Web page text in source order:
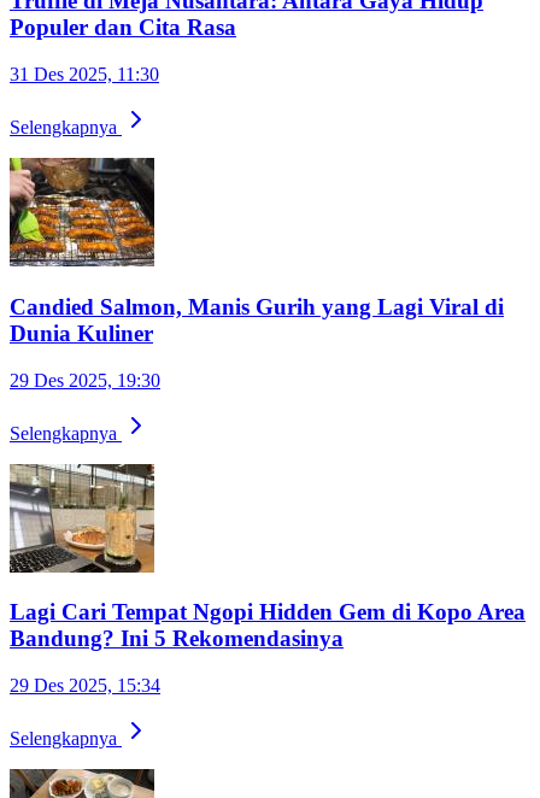
Populer dan Cita Rasa
31 Des 2025, 11:30
Selengkapnya
Candied Salmon, Manis Gurih yang Lagi Viral di
Dunia Kuliner
29 Des 2025, 19:30
Selengkapnya
Lagi Cari Tempat Ngopi Hidden Gem di Kopo Area
Bandung? Ini 5 Rekomendasinya
29 Des 2025, 15:34
Selengkapnya